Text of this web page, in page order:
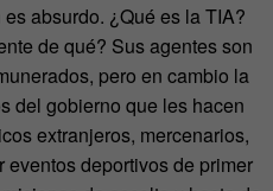
absurdo. ¿Qué es la TIA?
de qué? Sus agentes son
pero en cambio la
del gobierno que les hacen
extranjeros, mercenarios,
deportivos de primer